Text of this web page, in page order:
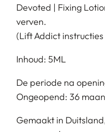
Devoted | Fixing
verven.
(Lift Addict
Inhoud: 5ML
De periode na
Ongeopend: 36
Gemaakt in